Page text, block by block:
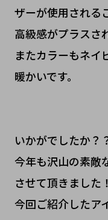
ザーが使用される
高級感がプラスさ
またカラーもネイ
暖かいです。
いかがでしたか？
今年も沢山の素敵
させて頂きました
今回ご紹介したア